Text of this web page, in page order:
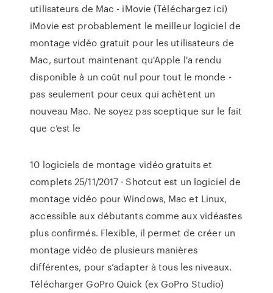
utilisateurs de Mac - iMovie (Téléchargez ici)
iMovie est probablement le meilleur logiciel de
montage vidéo gratuit pour les utilisateurs de
Mac, surtout maintenant qu'Apple l'a rendu
disponible à un coût nul pour tout le monde -
pas seulement pour ceux qui achètent un
nouveau Mac. Ne soyez pas sceptique sur le fait
que c’est le
10 logiciels de montage vidéo gratuits et
complets 25/11/2017 · Shotcut est un logiciel de
montage vidéo pour Windows, Mac et Linux,
accessible aux débutants comme aux vidéastes
plus confirmés. Flexible, il permet de créer un
montage vidéo de plusieurs manières
différentes, pour s’adapter à tous les niveaux.
Télécharger GoPro Quick (ex GoPro Studio)